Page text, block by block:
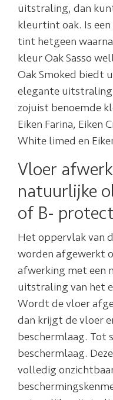
uitstraling, dan
kleurtint oak. Is
tint hetgeen
kleur Oak Sasso
Oak Smoked biedt
elegante uitstraling
zojuist benoemde
Eiken Farina, Eiken
White limed en
Vloer
natuurlijke
of B-
Het oppervlak van
worden afgewerkt
afwerking met een
uitstraling van het
Wordt de vloer
dan krijgt de vloer
beschermlaag. Tot
beschermlaag.
volledig